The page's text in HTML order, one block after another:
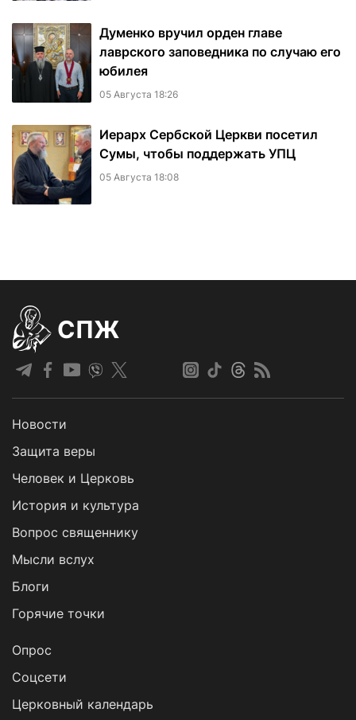
Думенко вручил орден главе
лаврского заповедника по случаю его
юбилея
05 Августа 18:26
Иерарх Сербской Церкви посетил
Сумы, чтобы поддержать УПЦ
05 Августа 18:08
СПЖ
Новости
Защита веры
Человек и Церковь
История и культура
Вопрос священнику
Мысли вслух
Блоги
Горячие точки
Опрос
Cоцсети
Церковный календарь